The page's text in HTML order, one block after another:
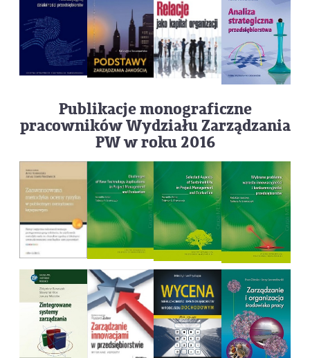
Publikacje monograficzne
pracowników Wydziału Zarządzania
PW w roku 2016